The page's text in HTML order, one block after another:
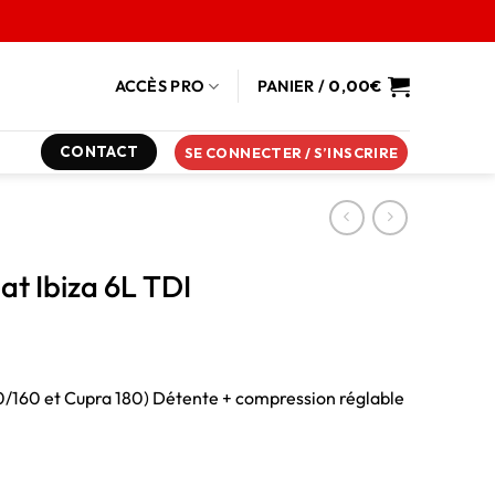
ACCÈS PRO PANIER / 0,00€
CONTACT SE CONNECTER / S’INSCRIRE
Ibiza 6L TDI
160 et Cupra 180) Détente + compression réglable